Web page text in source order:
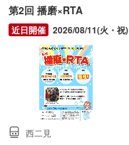
第2回 播磨×RTA
2026/08/11(火・祝)
西二見